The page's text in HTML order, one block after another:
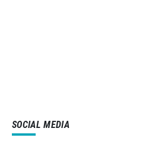
SOCIAL MEDIA